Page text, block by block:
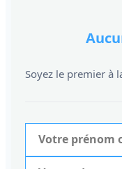
Soyez le premier à